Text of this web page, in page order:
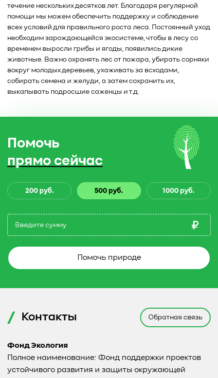
течение нескольких десятков лет. Благодаря регулярной
помощи мы можем обеспечить поддержку и соблюдение
всех условий для правильного роста леса. Постоянный уход
необходим зарождающейся экосистеме, чтобы в лесу со
временем выросли грибы и ягоды, появились дикие
животные. Важно охранять лес от пожара, убирать сорняки
вокруг молодых деревьев, ухаживать за всходами,
собирать семена и желуди, а затем сохранить их,
выкапывать подросшие саженцы и т.д.
Помочь
прямо сейчас
200 руб. 500 руб. 1000 руб.
Помочь природе
Контакты Обратная связь
Фонд Экология
Полное наименование: Фонд поддержки проектов
устойчивого развития и защиты окружающей